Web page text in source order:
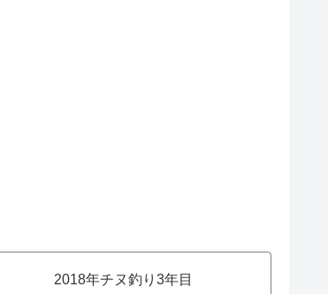
2018年チヌ釣り3年目